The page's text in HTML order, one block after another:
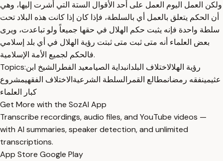
ولكن العمل اليوم العمل على أحد الأقوال الستة التي أشرت إليها، وهي
أن الحكم يتعلق بالعمل أي بالسلطة، فإذا كان إذا كانت هذه البلاد تحت
سلطة واحدة فإنه يثبت حكم الهلال في حقها جميعاً ولو تباعدت، ويرى
بعض العلماء أنه متى ثبت متى ثبتت رؤية الهلال في أي بلد إسلامي
فالحكم لجميع الأمة الإسلامية.
Topics:
رؤية الهلالاختلاف البلدانبداية الصيامعيد الفطر الشيخ ابن
عثيمينفقه رمضانمطالع القمر السلطة الشرعيةالاختلاف الفقهيمشروع
كبار العلماء
Get More with the SozAI App
Transcribe recordings, audio files, and YouTube videos —
with AI summaries, speaker detection, and unlimited
transcriptions.
App Store Google Play